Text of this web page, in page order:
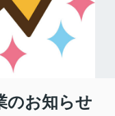
のお知らせ